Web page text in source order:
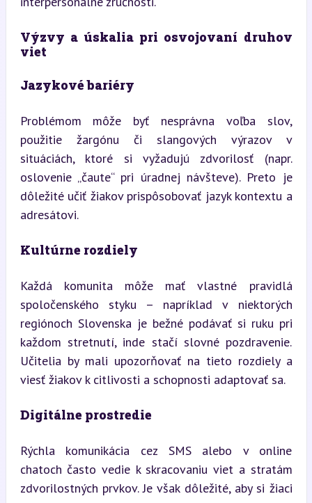
Výzvy a úskalia pri osvojovaní druhov
viet
Jazykové bariéry
Problémom môže byť nesprávna voľba slov,
použitie žargónu či slangových výrazov v
situáciách, ktoré si vyžadujú zdvorilosť (napr.
oslovenie „čaute“ pri úradnej návšteve). Preto je
dôležité učiť žiakov prispôsobovať jazyk kontextu a
adresátovi.
Kultúrne rozdiely
Každá komunita môže mať vlastné pravidlá
spoločenského styku – napríklad v niektorých
regiónoch Slovenska je bežné podávať si ruku pri
každom stretnutí, inde stačí slovné pozdravenie.
Učitelia by mali upozorňovať na tieto rozdiely a
viesť žiakov k citlivosti a schopnosti adaptovať sa.
Digitálne prostredie
Rýchla komunikácia cez SMS alebo v online
chatoch často vedie k skracovaniu viet a stratám
zdvorilostných prvkov. Je však dôležité, aby si žiaci